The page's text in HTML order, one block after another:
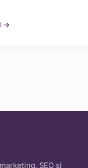
→
SEO și